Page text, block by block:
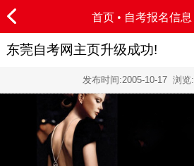
首页 • 自考报名信息
东莞自考网主页升级成功!
发布时间:2005-10-17浏览: